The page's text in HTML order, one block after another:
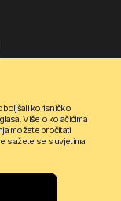
korisničko
Više o kolačićima
možete pročitati
slažete se s uvjetima